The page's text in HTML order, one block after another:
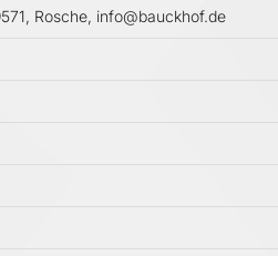
Rosche, info@bauckhof.de